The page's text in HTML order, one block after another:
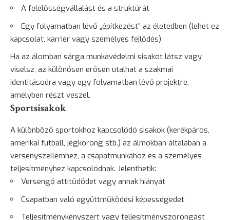
A felelősségvállalást és a struktúrát
Egy folyamatban lévő „építkezést” az életedben (lehet ez
kapcsolat, karrier vagy személyes fejlődés)
Ha az álomban sárga munkavédelmi sisakot látsz vagy
viselsz, az különösen erősen utalhat a szakmai
identitásodra vagy egy folyamatban lévő projektre,
amelyben részt veszel.
Sportsisakok
A különböző sportokhoz kapcsolódó sisakok (kerékpáros,
amerikai futball, jégkorong stb.) az álmokban általában a
versenyszellemhez, a csapatmunkához és a személyes
teljesítményhez kapcsolódnak. Jelenthetik:
Versengő attitűdödet vagy annak hiányát
Csapatban való együttműködési képességedet
Teljesítménykényszert vagy teljesítményszorongást